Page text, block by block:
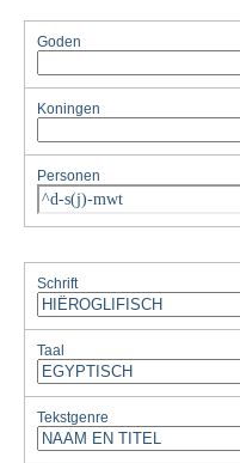
Goden
Koningen
Personen
^d-s(j)-mwt
Schrift
Taal
Tekstgenre